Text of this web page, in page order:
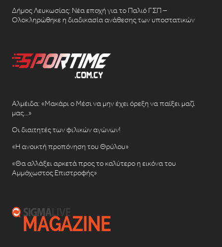
Δήμος Λευκωσίας: Νέα εποχή για το Παλιό ΓΣΠ –
Ολοκληρώθηκε η διαδικασία ανάθεσης των υποστατικών
Αλμέιδα: «Μακάρι ο Μέσι να μην έχει όρεξη να παίξει μαζί
μας…»
Οι διαιτητές των φιλικών αγώνων!
«Η ανοικτή προπόνηση του Θρύλου»
«Θα αλλάξει αρκετά προς το καλύτερο η εικόνα του
Αμμόχωστος Επιστροφής»